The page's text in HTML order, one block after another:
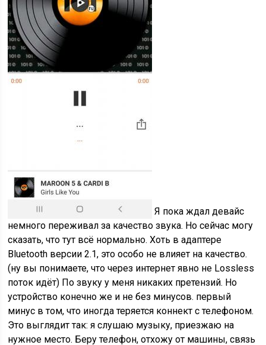
Я пока ждал девайс
немного переживал за качество звука. Но сейчас могу
сказать, что тут всё нормально. Хоть в адаптере
Bluetooth версии 2.1, это особо не влияет на качество.
(ну вы понимаете, что через интернет явно не Lossless
поток идёт) По звуку у меня никаких претензий. Но
устройство конечно же и не без минусов. первый
минус в том, что иногда теряется коннект с телефоном.
Это выглядит так: я слушаю музыку, приезжаю на
нужное место. Беру телефон, отхожу от машины, связь